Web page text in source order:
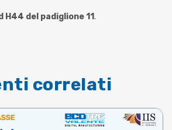
H44 del padiglione 11.
correlati